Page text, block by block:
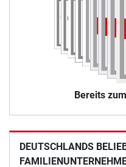
Bereits
DEUTSCHLANDS